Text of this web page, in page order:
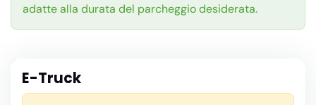
adatte alla durata del parcheggio desiderata.
E-Truck